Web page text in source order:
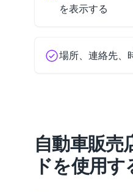
を表示する
場所、連絡先、
自動車販売
ドを使用す